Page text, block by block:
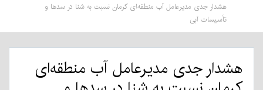
هشدار جدی مدیرعامل آب منطقه‌ای کرمان نسبت به شنا در سدها و
تأسیسات آبی
هشدار جدی مدیرعامل آب منطقه‌ای